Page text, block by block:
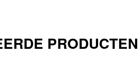
PRODUCTEN